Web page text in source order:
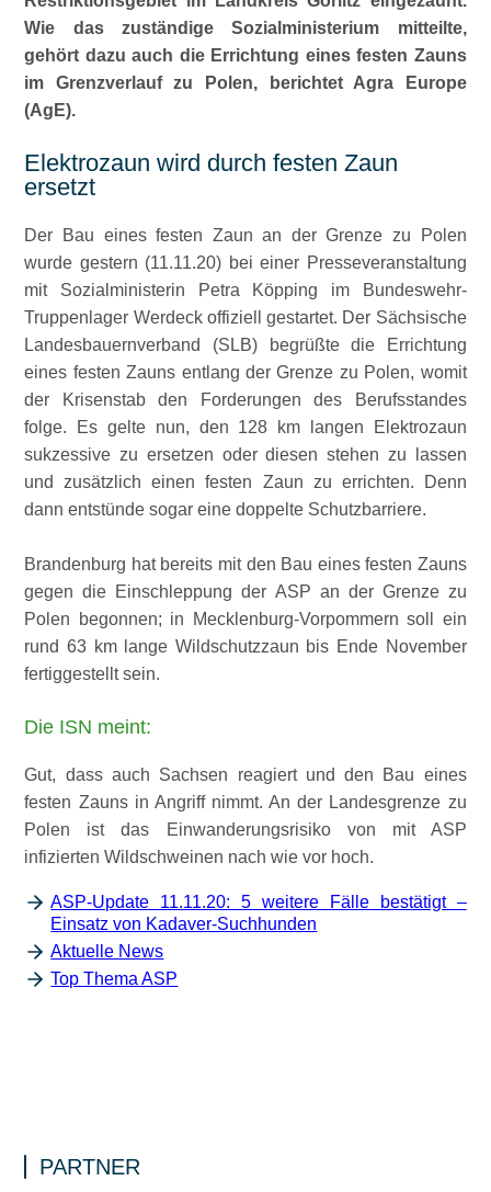
Wie das zuständige Sozialministerium mitteilte,
gehört dazu auch die Errichtung eines festen Zauns
im Grenzverlauf zu Polen, berichtet Agra Europe
(AgE).
Elektrozaun wird durch festen Zaun
ersetzt
Der Bau eines festen Zaun an der Grenze zu Polen
wurde gestern (11.11.20) bei einer Presseveranstaltung
mit Sozialministerin Petra Köpping im Bundeswehr-
Truppenlager Werdeck offiziell gestartet. Der Sächsische
Landesbauernverband (SLB) begrüßte die Errichtung
eines festen Zauns entlang der Grenze zu Polen, womit
der Krisenstab den Forderungen des Berufsstandes
folge. Es gelte nun, den 128 km langen Elektrozaun
sukzessive zu ersetzen oder diesen stehen zu lassen
und zusätzlich einen festen Zaun zu errichten. Denn
dann entstünde sogar eine doppelte Schutzbarriere.
Brandenburg hat bereits mit den Bau eines festen Zauns
gegen die Einschleppung der ASP an der Grenze zu
Polen begonnen; in Mecklenburg-Vorpommern soll ein
rund 63 km lange Wildschutzzaun bis Ende November
fertiggestellt sein.
Die ISN meint:
Gut, dass auch Sachsen reagiert und den Bau eines
festen Zauns in Angriff nimmt. An der Landesgrenze zu
Polen ist das Einwanderungsrisiko von mit ASP
infizierten Wildschweinen nach wie vor hoch.
ASP-Update 11.11.20: 5 weitere Fälle bestätigt –
Einsatz von Kadaver-Suchhunden
Aktuelle News
Top Thema ASP
PARTNER